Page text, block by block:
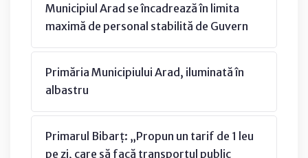
Municipiul Arad se încadrează în limita
maximă de personal stabilită de Guvern
Primăria Municipiului Arad, iluminată în
albastru
Primarul Bibarț: „Propun un tarif de 1 leu
pe zi, care să facă transportul public